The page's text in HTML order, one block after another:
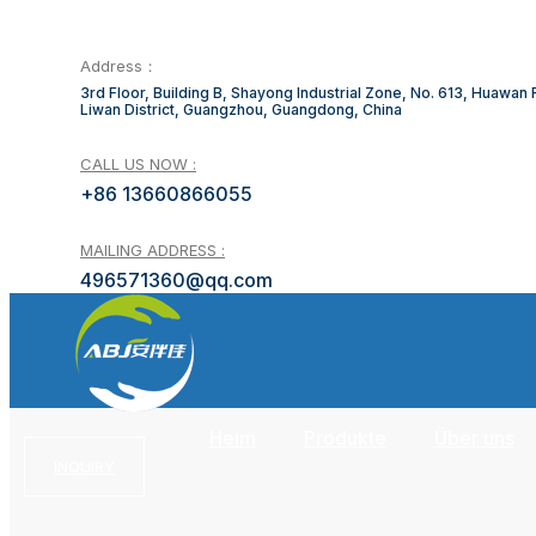
Address：
3rd Floor, Building B, Shayong Industrial Zone, No. 613, Huawan
Liwan District, Guangzhou, Guangdong, China
CALL US NOW :
+86 13660866055
MAILING ADDRESS :
496571360@qq.com